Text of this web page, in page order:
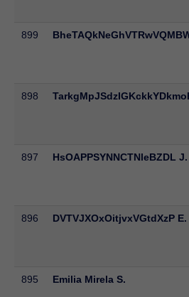
899
898
897 HsOAPPSYNNCTNleBZDL J.
896 DVTVJXOxOitjvxVGtdXzP E.
895 Emilia Mirela S.